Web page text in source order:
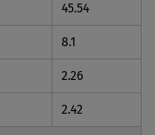
45.54
8.1
2.26
2.42